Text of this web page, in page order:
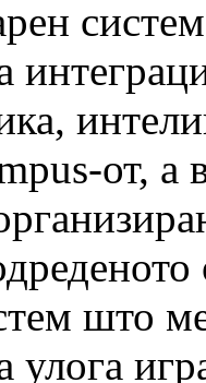
от, а
што
улога